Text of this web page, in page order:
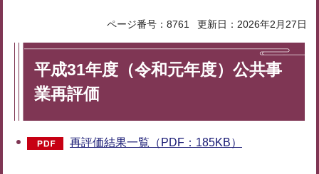
ページ番号：8761 更新日：2026年2月27日
平成31年度（令和元年度）公共事
業再評価
再評価結果一覧（PDF：185KB）